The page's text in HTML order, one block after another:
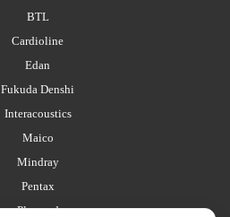
BTL
Cardioline
Edan
Fukuda Denshi
Interacoustics
Maico
Mindray
Pentax
Planmed